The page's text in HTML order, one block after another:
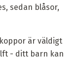
sedan blåsor,
är väldigt
- ditt barn kan